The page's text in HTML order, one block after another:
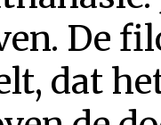
De
dat